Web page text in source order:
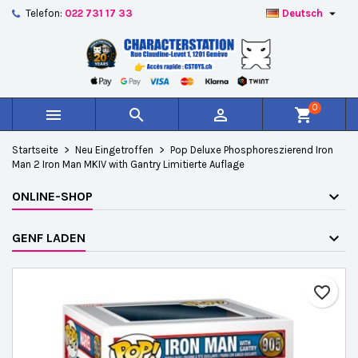
Telefon: 022 731 17 33 Deutsch 
   shopping_cart0
Startseite Neu Eingetroffen
Pop Deluxe Phosphoreszierend Iron
Man 2 Iron Man MKIV with Gantry Limitierte Auflage
ONLINE-SHOP
GENF LADEN
favorite_border
Create new list
Name der Wunschliste
Abbrechen Wunschliste erstellen
Sie müssen angemeldet sein, um Artikel Ihrer
Wunschliste hinzufügen zu können.